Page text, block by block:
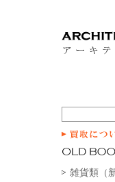
雑貨類（